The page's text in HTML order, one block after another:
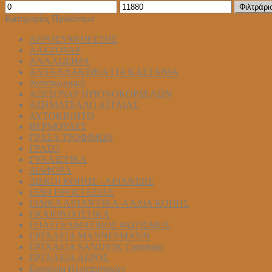
Ελάχιστη
τιμή
Μέγιστη
τιμή
Κατηγορίες Προϊόντων
ΑΕΡΟΣΥΜΠΙΕΣΤΗΣ
ΑΛΕΖΟΥΑΡ
ΑΝΑΛΩΣΙΜΑ
ΑΝΤΑΛΛΑΚΤΙΚΑ ΓΙΑ ΚΑΣΤΑΝΙΑ
Αντισκωριακό
ΑΞΕΣΟΥΑΡ ΠΡΙΟΝΟΚΟΡΔΕΛΩΝ
ΑΣΗΜΑΤΣΑΛΟ ΑΓΓΛΙΑΣ
ΑΥΤΟΚΙΝΗΤΟ
ΒΕΡΜΟΥΔΕΣ
ΓΡΑΣΑ ΤΡΟΦΙΜΩΝ
ΓΡΑΣΟ
ΓΥΑΛΙΣΤΙΚΑ
ΔΙΑΦΟΡΑ
ΔΙΣΚΟΙ ΚΟΠΗΣ - ΛΕΙΑΝΣΗΣ
ΕΙΔΗ ΠΡΟΣΤΑΣΙΑΣ
ΕΙΔΙΚΑ ΛΙΠΑΝΤΙΚΑ-ΛΑΔΙΑ ΚΟΠΗΣ
ΕΚΧΙΟΝΙΧΙΣΤΙΚΑ
ΕΠΑΓΓΕΛΜΑΤΙΚΟΣ ΦΩΤΙΣΜΟΣ
ΕΡΓΑΛΕΙΑ MANNESMANN
ΕΡΓΑΛΕΙΑ SANDVIK Coromant
ΕΡΓΑΛΕΙΑ ΑΕΡΟΣ
Εργαλεία Ηλεκτρονικών